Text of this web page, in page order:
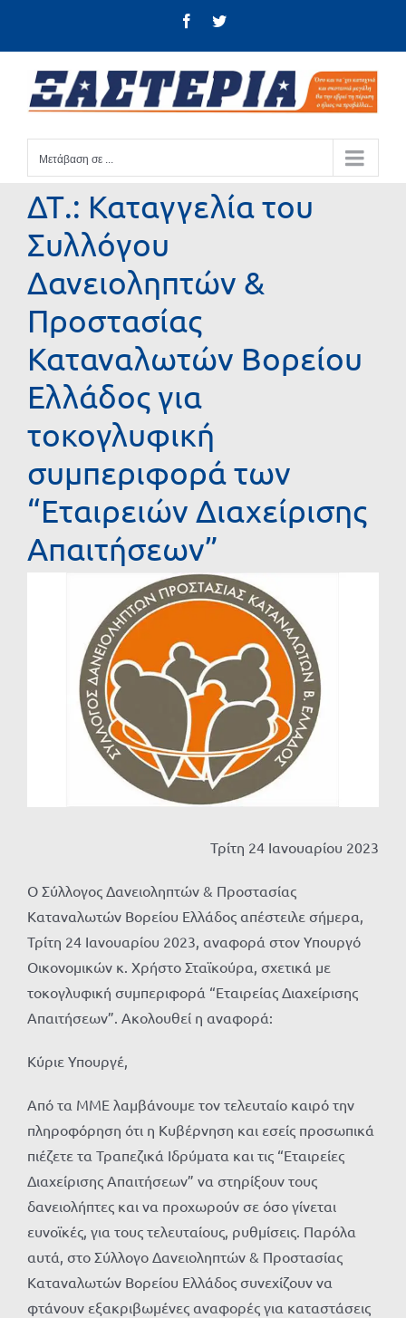
FacebookTwitter
Μετάβαση σε ...
ΔΤ.: Καταγγελία του
Συλλόγου
Δανειοληπτών &
Προστασίας
Καταναλωτών Βορείου
Ελλάδος για
τοκογλυφική
συμπεριφορά των
“Εταιρειών Διαχείρισης
Απαιτήσεων”
μεγαλύτερης
Τρίτη 24 Ιανουαρίου 2023
Ο Σύλλογος Δανειοληπτών & Προστασίας
Καταναλωτών Βορείου Ελλάδος απέστειλε σήμερα,
Τρίτη 24 Ιανουαρίου 2023, αναφορά στον Υπουργό
Οικονομικών κ. Χρήστο Σταϊκούρα, σχετικά με
τοκογλυφική συμπεριφορά “Εταιρείας Διαχείρισης
Απαιτήσεων”. Ακολουθεί η αναφορά:
Κύριε Υπουργέ,
Από τα ΜΜΕ λαμβάνουμε τον τελευταίο καιρό την
πληροφόρηση ότι η Κυβέρνηση και εσείς προσωπικά
πιέζετε τα Τραπεζικά Ιδρύματα και τις “Εταιρείες
Διαχείρισης Απαιτήσεων” να στηρίξουν τους
δανειολήπτες και να προχωρούν σε όσο γίνεται
ευνοϊκές, για τους τελευταίους, ρυθμίσεις. Παρόλα
αυτά, στο Σύλλογο Δανειοληπτών & Προστασίας
Καταναλωτών Βορείου Ελλάδος συνεχίζουν να
φτάνουν εξακριβωμένες αναφορές για καταστάσεις